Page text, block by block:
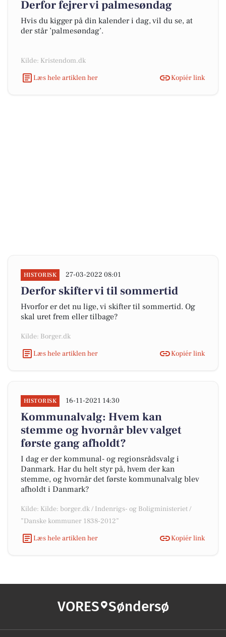
Derfor fejrer vi palmesøndag
Hvis du kigger på din kalender i dag, vil du se, at
der står ’palmesøndag’.
Kilde: Kristendom.dk
Læs hele artiklen her
Kopiér link
HISTORISK 27-03-2022 08:01
Derfor skifter vi til sommertid
Hvorfor er det nu lige, vi skifter til sommertid. Og
skal uret frem eller tilbage?
Kilde: Borger.dk
Læs hele artiklen her
Kopiér link
HISTORISK 16-11-2021 14:30
Kommunalvalg: Hvem kan
stemme og hvornår blev valget
første gang afholdt?
I dag er der kommunal- og regionsrådsvalg i
Danmark. Har du helt styr på, hvem der kan
stemme, og hvornår det første kommunalvalg blev
afholdt i Danmark?
Kilde: Kilde: borger.dk / Indenrigs- og Boligministeriet /
”Danske kommuner 1838-2012”
Læs hele artiklen her
Kopiér link
VORES Søndersø